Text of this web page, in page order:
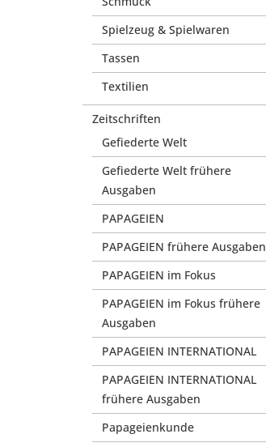
Spielzeug & Spielwaren
Tassen
Textilien
Zeitschriften
Gefiederte Welt
Gefiederte Welt frühere
Ausgaben
PAPAGEIEN
PAPAGEIEN frühere Ausgaben
PAPAGEIEN im Fokus
PAPAGEIEN im Fokus frühere
Ausgaben
PAPAGEIEN INTERNATIONAL
PAPAGEIEN INTERNATIONAL
frühere Ausgaben
Papageienkunde